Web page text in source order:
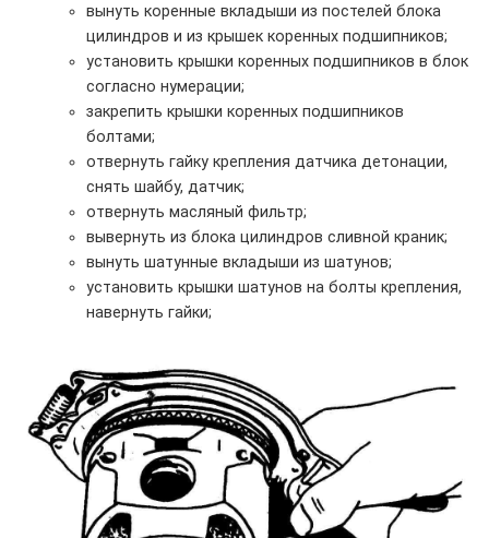
вынуть коренные вкладыши из постелей блока
цилиндров и из крышек коренных подшипников;
установить крышки коренных подшипников в блок
согласно нумерации;
закрепить крышки коренных подшипников
болтами;
отвернуть гайку крепления датчика детонации,
снять шайбу, датчик;
отвернуть масляный фильтр;
вывернуть из блока цилиндров сливной краник;
вынуть шатунные вкладыши из шатунов;
установить крышки шатунов на болты крепления,
навернуть гайки;